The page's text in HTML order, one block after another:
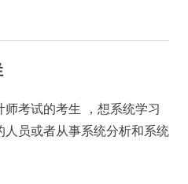
考试的考生 ，想系统学习
员或者从事系统分析和系统